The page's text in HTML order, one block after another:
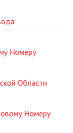
Номеру
Области
Номеру